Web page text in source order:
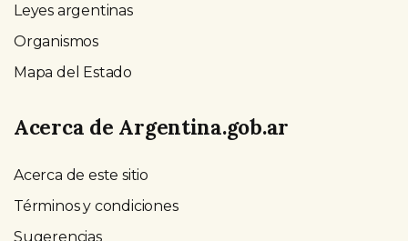
Leyes argentinas
Organismos
Mapa del Estado
Acerca de Argentina.gob.ar
Acerca de este sitio
Términos y condiciones
Sugerencias